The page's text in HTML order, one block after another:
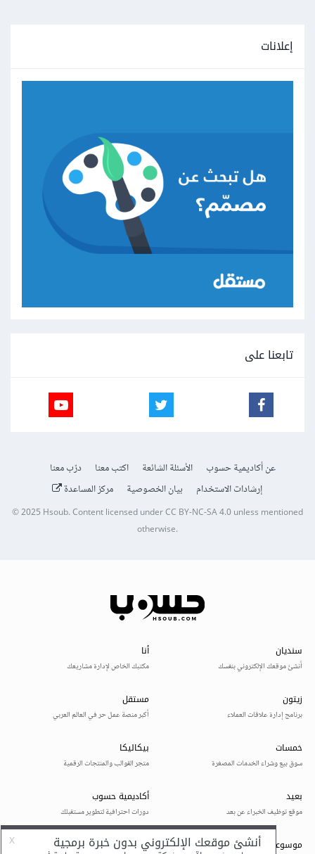
إعلانات
تابعنا على
عن أكاديمية حسوب الأسئلة الشائعة اكتب معنا
درّب معنا
إرشادات الاستخدام
بيان الخصوصية مركز المساعدة
© 2025Hsoub.Content licensed underCC BY-NC-SA 4.0unless mentioned
otherwise.